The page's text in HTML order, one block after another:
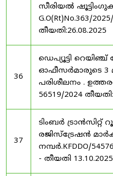
സീരിയൽ
G.O(Rt)No.363/
തീയതി:26.08.2025
36
ഡെപ്യൂട്ടി റെയിഞ്ച്
ഓഫീസർമാരുടെ 3
പരിശീലനം .
56519/2024
37
ടിംബർ ട്രാൻസിറ്റ്
രജിസ്ട്രേഷൻ
നമ്പർ.KFDDO/
- തീയതി 13.10.2025